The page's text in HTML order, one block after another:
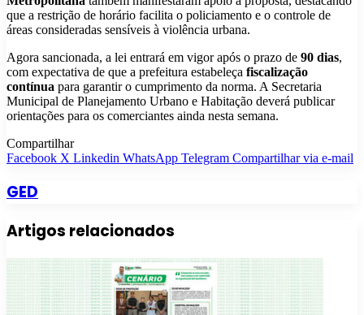
que a restrição de horário facilita o policiamento e o controle de
áreas consideradas sensíveis à violência urbana.
Agora sancionada, a lei entrará em vigor após o prazo de 90 dias,
com expectativa de que a prefeitura estabeleça fiscalização
contínua para garantir o cumprimento da norma. A Secretaria
Municipal de Planejamento Urbano e Habitação deverá publicar
orientações para os comerciantes ainda nesta semana.
Compartilhar
Facebook X Linkedin WhatsApp Telegram Compartilhar via e-mail
GED
Artigos relacionados